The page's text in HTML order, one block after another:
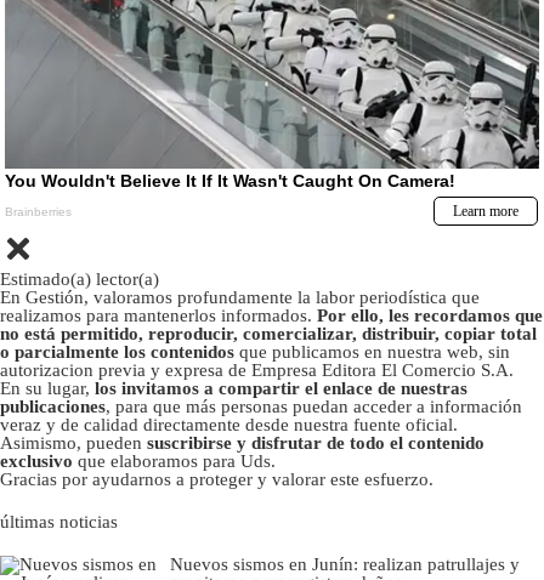
Estimado(a) lector(a)
En Gestión, valoramos profundamente la labor periodística que
realizamos para mantenerlos informados. Por ello, les recordamos que
no está permitido, reproducir, comercializar, distribuir, copiar total
o parcialmente los contenidos que publicamos en nuestra web, sin
autorizacion previa y expresa de Empresa Editora El Comercio S.A.
En su lugar, los invitamos a compartir el enlace de nuestras
publicaciones, para que más personas puedan acceder a información
veraz y de calidad directamente desde nuestra fuente oficial.
Asimismo, pueden suscribirse y disfrutar de todo el contenido
exclusivo que elaboramos para Uds.
Gracias por ayudarnos a proteger y valorar este esfuerzo.
últimas noticias
Nuevos sismos en Junín: realizan patrullajes y